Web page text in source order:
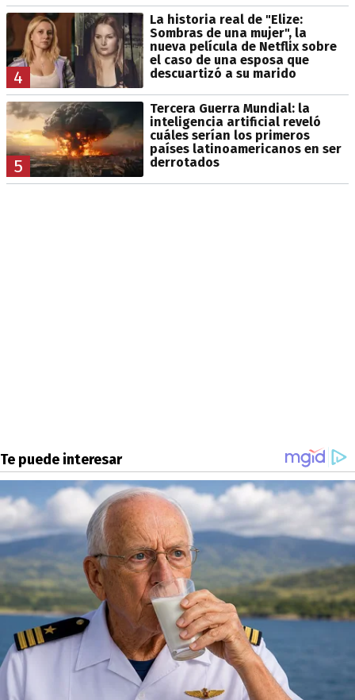
4
La historia real de "Elize:
Sombras de una mujer", la
nueva película de Netflix sobre
el caso de una esposa que
descuartizó a su marido
5
Tercera Guerra Mundial: la
inteligencia artificial reveló
cuáles serían los primeros
países latinoamericanos en ser
derrotados